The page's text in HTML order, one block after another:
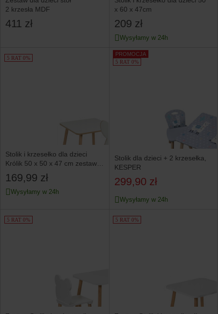
2 krzesła MDF
411 zł
x 60 x 47cm
209 zł
Wysyłamy w 24h
5 RAT 0%
Stolik i krzesełko dla dzieci
Królik 50 x 50 x 47 cm zestaw
dla dziecka
169,99 zł
Wysyłamy w 24h
PROMOCJA
5 RAT 0%
Stolik dla dzieci + 2 krzesełka,
KESPER
299,90 zł
Wysyłamy w 24h
5 RAT 0% 5 RAT 0%